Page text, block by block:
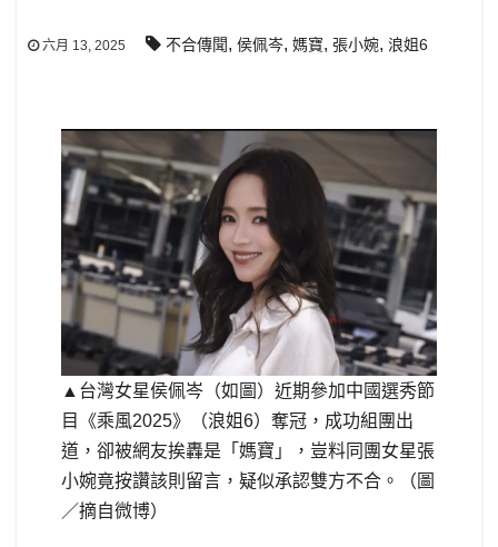
六月 13, 2025 不合傳聞, 侯佩岑, 媽寶, 張小婉, 浪姐6
▲台灣女星侯佩岑（如圖）近期參加中國選秀節
目《乘風2025》（浪姐6）奪冠，成功組團出
道，卻被網友挨轟是「媽寶」，豈料同團女星張
小婉竟按讚該則留言，疑似承認雙方不合。（圖
／摘自微博）